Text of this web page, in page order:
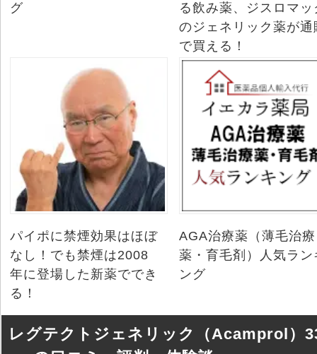
グ
る飲み薬、ジスロマッ
のジェネリック薬が通
で買える！
パイポに禁煙効果はほぼ
なし！でも禁煙は2008
年に登場した新薬ででき
る！
AGA治療薬（薄毛治療
薬・育毛剤）人気ラン
ング
レグテクトジェネリック（Acamprol）